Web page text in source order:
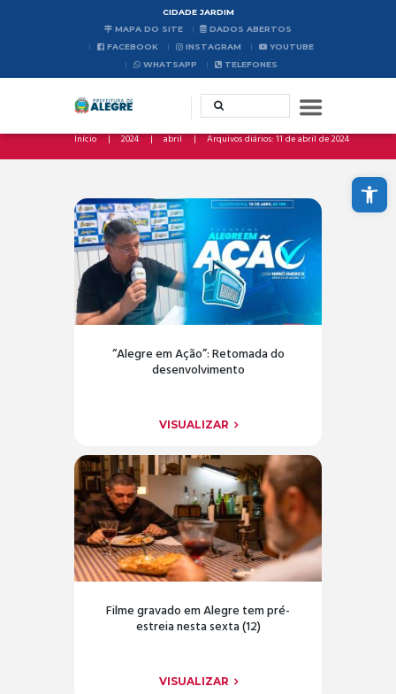
Abrir a barra de ferramentas
CIDADE JARDIM
MAPA DO SITE
DADOS ABERTOS
FACEBOOK
INSTAGRAM
YOUTUBE
WHATSAPP
TELEFONES
Início 2024 abril Arquivos diários: 11 de abril de 2024
“Alegre em Ação”: Retomada do
desenvolvimento
VISUALIZAR
Filme gravado em Alegre tem pré-
estreia nesta sexta (12)
VISUALIZAR